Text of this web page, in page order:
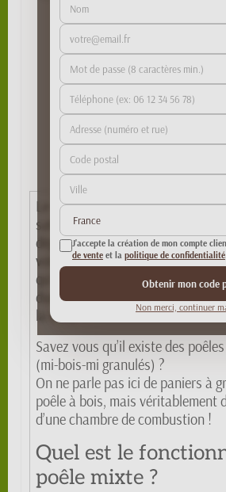
Le poêle à
hybride :
solution
crise ?
Le chauffage au bois vous
satisfaction car vous aimez la
dégage mais vous regrettez qu’il
votre absence (nous vous
qu’il existe des buches et des
durée spécialement conçues
la nuit).
Savez vous qu’il existe des
(mi-bois-mi granulés) ?
On ne parle pas ici de paniers à
poêle à bois, mais véritablement
d’une chambre de combustion !
Quel est le
poêle mixte ?
J'accepte la création de mon compte
de vente et la politique de confidentialité
Obtenir mon code
Non merci, continuer